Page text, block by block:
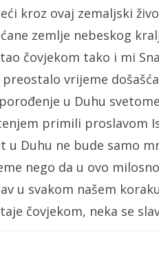
kroz ovaj zemaljski
zemlje nebeskog
čovjekom tako i mi
preostalo vrijeme
u Duhu
primili proslavom
u Duhu ne bude samo
nego da u ovo
u svakom našem
čovjekom, neka se